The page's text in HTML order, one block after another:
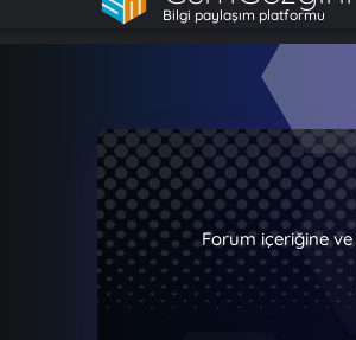
Bilgi paylaşım platformu
Forum içeriğine